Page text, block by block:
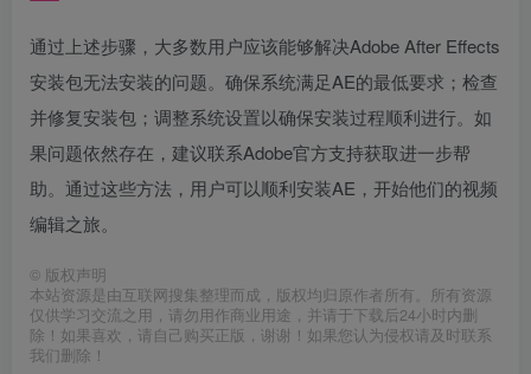
通过上述步骤，大多数用户应该能够解决Adobe After Effects
安装包无法安装的问题。确保系统满足AE的最低要求；检查
并修复安装包；调整系统设置以确保安装过程顺利进行。如
果问题依然存在，建议联系Adobe官方支持获取进一步帮
助。通过这些方法，用户可以顺利安装AE，开始他们的视频
编辑之旅。
© 版权声明
本站资源是由互联网搜集整理而成，版权均归原作者所有。所有资源
仅供学习交流之用，请勿用作商业用途，并请于下载后24小时内删
除！如果喜欢，请自己购买正版，谢谢！如果您认为侵权请及时联系
我们删除！